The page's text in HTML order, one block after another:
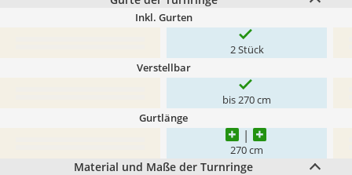
Inkl. Gurten
2 Stück
Verstellbar
bis 270 cm
Gurtlänge
270 cm
Material und Maße der Turnringe